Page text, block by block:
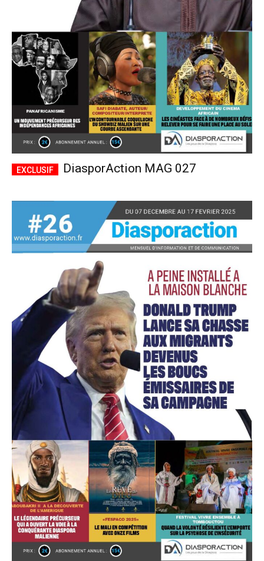
Plans d'abonnement
Accès gratuit
Gratuit /accès limité
Quelques articles
Annonces
Tous les articles
Le magazine
CHOISIR LE FORFAIT
DiasporAction MAG 027